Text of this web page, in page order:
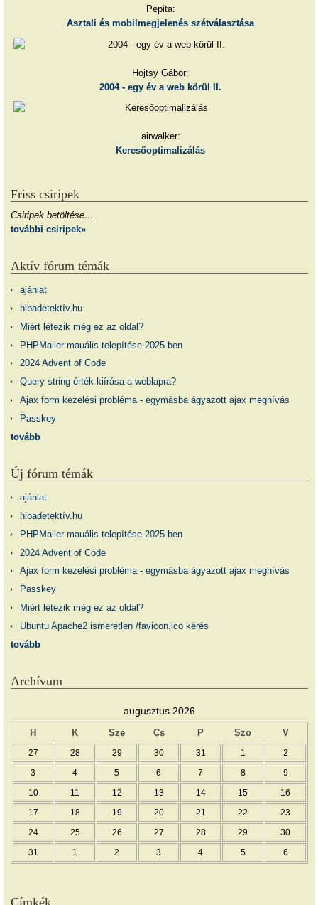
Pepita:
Asztali és mobilmegjelenés szétválasztása
Hojtsy Gábor:
2004 - egy év a web körül II.
airwalker:
Keresőoptimalizálás
Friss csiripek
Csiripek betöltése…
további csiripek»
Aktív fórum témák
ajánlat
hibadetektív.hu
Miért létezik még ez az oldal?
PHPMailer mauális telepítése 2025-ben
2024 Advent of Code
Query string érték kiírása a weblapra?
Ajax form kezelési probléma - egymásba ágyazott ajax meghívás
Passkey
tovább
Új fórum témák
ajánlat
hibadetektív.hu
PHPMailer mauális telepítése 2025-ben
2024 Advent of Code
Ajax form kezelési probléma - egymásba ágyazott ajax meghívás
Passkey
Miért létezik még ez az oldal?
Ubuntu Apache2 ismeretlen /favicon.ico kérés
tovább
Archívum
augusztus 2026
H K Sze Cs P Szo V
27 28 29 30 31 1 2
3 4 5 6 7 8 9
10 11 12 13 14 15 16
17 18 19 20 21 22 23
24 25 26 27 28 29 30
31 1 2 3 4 5 6
Címkék